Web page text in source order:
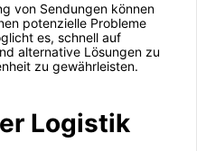
von Sendungen können
potenzielle Probleme
es, schnell auf
alternative Lösungen zu
zu gewährleisten.
Logistik